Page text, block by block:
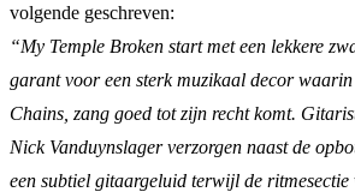
volgende geschreven:
“My Temple Broken start met een lekkere
garant voor een sterk muzikaal decor
Chains, zang goed tot zijn recht komt.
Nick Vanduynslager verzorgen naast de
een subtiel gitaargeluid terwijl de ritmesectie